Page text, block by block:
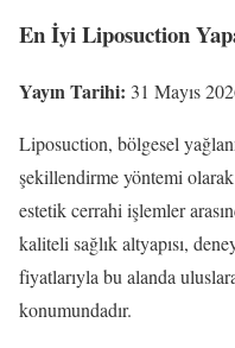
En İyi Liposuction
Yayın Tarihi: 31 Mayıs
Liposuction, bölgesel
şekillendirme yöntemi
estetik cerrahi işlemler
kaliteli sağlık altyapısı,
fiyatlarıyla bu alanda
konumundadır.